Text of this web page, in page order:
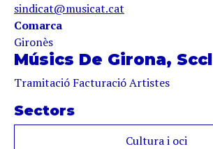
sindicat@musicat.cat
Comarca
Gironès
Músics De Girona, Sccl
Tramitació Facturació Artistes
Sectors
Cultura i oci